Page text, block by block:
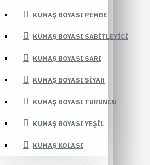
KUMAŞ BOYASI PEMBE
KUMAŞ BOYASI SABITLEYICI
KUMAŞ BOYASI SARI
KUMAŞ BOYASI SIYAH
KUMAŞ BOYASI TURUNCU
KUMAŞ BOYASI YEŞIL
KUMAŞ KOLASI